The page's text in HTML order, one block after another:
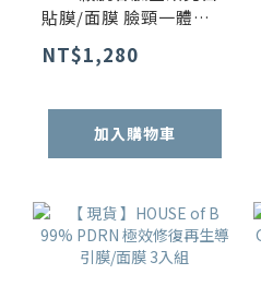
貼膜/面膜 臉頸一體強
效組 3入
NT$1,280
加入購物車